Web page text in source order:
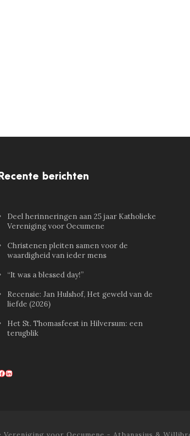
Recente berichten
Deel herinneringen aan 25 jaar Katholieke
Vereniging voor Oecumene
Christenen pleiten samen voor de
waardigheid van ieder mens
“It was a blessed day!”
Recensie: Jan Hulshof, Het geweld van de
liefde (2026)
Het St. Thomasfeest in Hilversum: een
terugblik
LinkedIn